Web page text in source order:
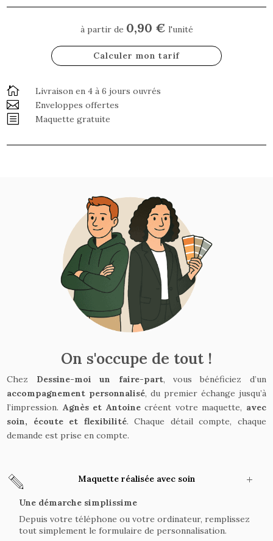
à partir de 0,90 € l'unité
Calculer mon tarif
 Livraison en 4 à 6 jours ouvrés
 Enveloppes offertes
b Maquette gratuite
On s'occupe de tout !
Chez Dessine-moi un faire-part, vous bénéficiez d’un
accompagnement personnalisé, du premier échange jusqu’à
l’impression. Agnès et Antoinecréent votre maquette, avec
soin, écoute et flexibilité. Chaque détail compte, chaque
demande est prise en compte.
Maquette réalisée avec soin
Une démarche simplissime
Depuis votre téléphone ou votre ordinateur, remplissez
tout simplement le formulaire de personnalisation.